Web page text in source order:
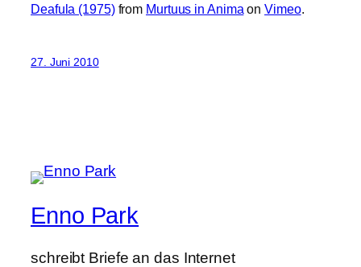
Deafula (1975)from Murtuus in Anima onVimeo.
27. Juni 2010
Enno Park
schreibt Briefe an das Internet